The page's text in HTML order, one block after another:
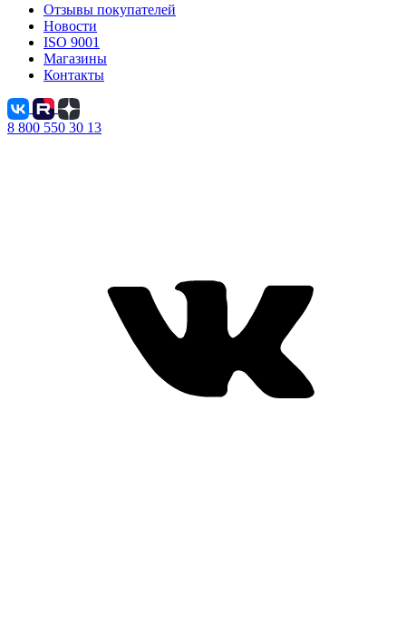
Отзывы покупателей
Новости
ISO 9001
Магазины
Контакты
8 800 550 30 13